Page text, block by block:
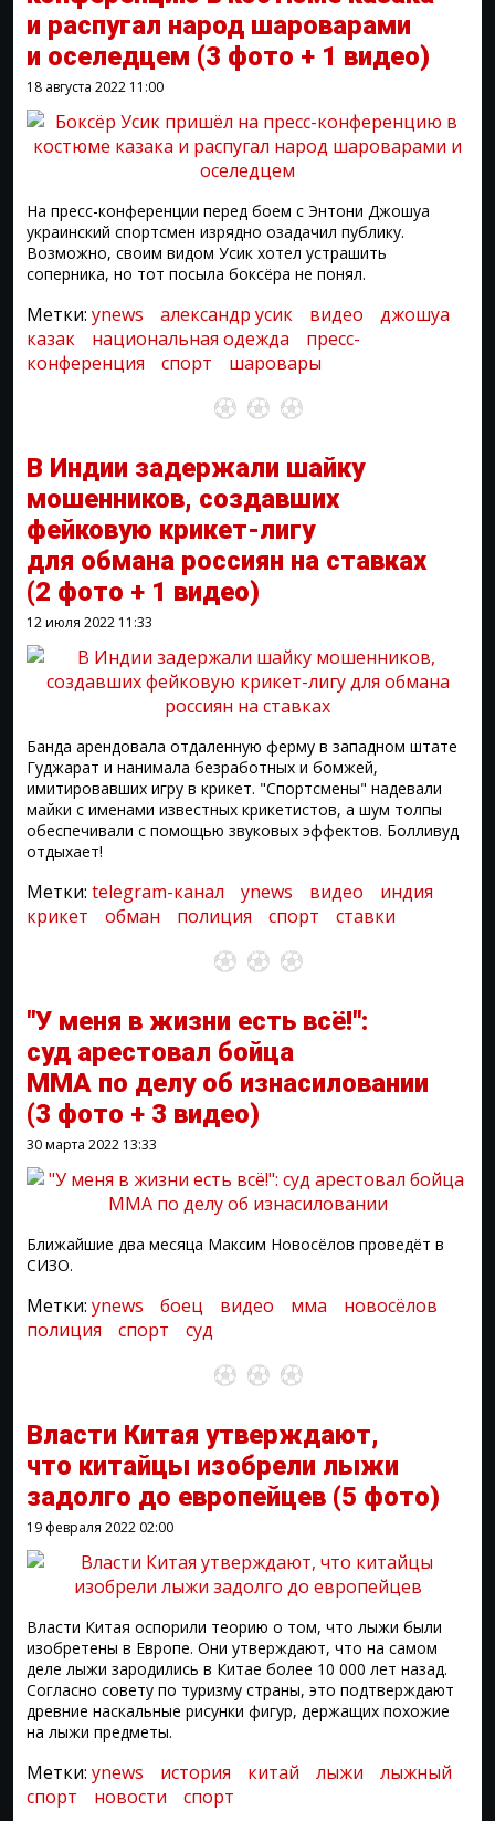
и распугал народ шароварами
и оселедцем (3 фото + 1 видео)
18 августа 2022 11:00
На пресс-конференции перед боем с Энтони Джошуа
украинский спортсмен изрядно озадачил публику.
Возможно, своим видом Усик хотел устрашить
соперника, но тот посыла боксёра не понял.
Метки: ynews александр усик видео
джошуа
казак
национальная одежда
пресс-
конференция
спорт шаровары
В Индии задержали шайку
мошенников, создавших
фейковую крикет-лигу
для обмана россиян на ставках
(2 фото + 1 видео)
12 июля 2022 11:33
Банда арендовала отдаленную ферму в западном штате
Гуджарат и нанимала безработных и бомжей,
имитировавших игру в крикет. "Спортсмены" надевали
майки с именами известных крикетистов, а шум толпы
обеспечивали с помощью звуковых эффектов. Болливуд
отдыхает!
Метки: telegram-канал ynews видео
индия
крикет
обман полиция спорт ставки
"У меня в жизни есть всё!":
суд арестовал бойца
ММА по делу об изнасиловании
(3 фото + 3 видео)
30 марта 2022 13:33
Ближайшие два месяца Максим Новосёлов проведёт в
СИЗО.
Метки: ynews боец видео мма
новосёлов
полиция
спорт суд
Власти Китая утверждают,
что китайцы изобрели лыжи
задолго до европейцев (5 фото)
19 февраля 2022 02:00
Власти Китая оспорили теорию о том, что лыжи были
изобретены в Европе. Они утверждают, что на самом
деле лыжи зародились в Китае более 10 000 лет назад.
Согласно совету по туризму страны, это подтверждают
древние наскальные рисунки фигур, держащих похожие
на лыжи предметы.
Метки: ynews история китай лыжи
лыжный
спорт
новости спорт